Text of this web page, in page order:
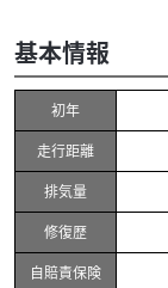
基本情報
初年
走行距離
排気量
修復歴
自賠責保険